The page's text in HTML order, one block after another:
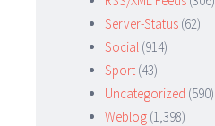
Server-Status (62)
Social (914)
Sport (43)
Uncategorized (590)
Weblog (1,398)